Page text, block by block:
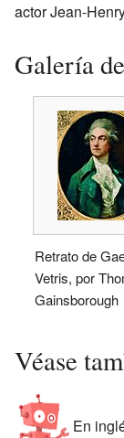
actor Jean-
Galería
Retrato de
Vetris, por
Gainsborough
Véase
En